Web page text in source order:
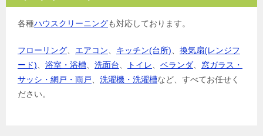
各種ハウスクリーニングも対応しております。
フローリング エアコン キッチン(台所)
換気扇(レンジフ
ード)
浴室・浴槽 洗面台 トイレ ベランダ
窓ガラス・
サッシ・網戸・雨戸
洗濯機・洗濯槽など、すべてお任せく
ださい。